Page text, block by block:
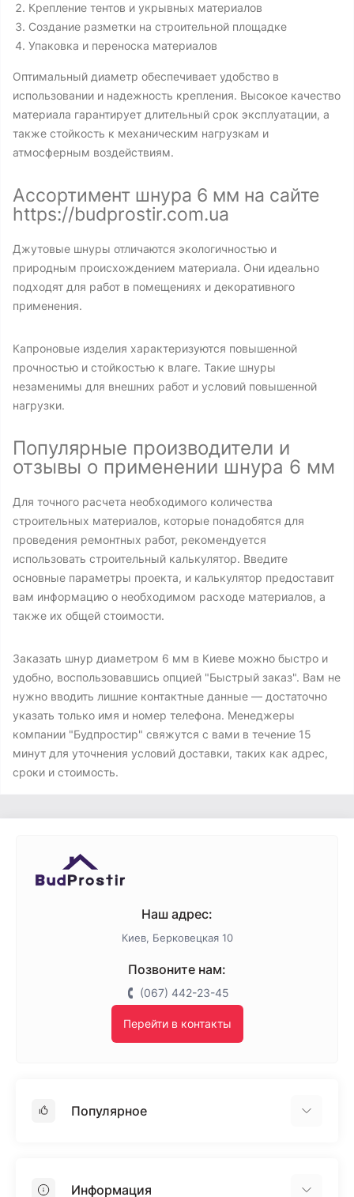
Крепление тентов и укрывных материалов
Создание разметки на строительной площадке
Упаковка и переноска материалов
Оптимальный диаметр обеспечивает удобство в
использовании и надежность крепления. Высокое качество
материала гарантирует длительный срок эксплуатации, а
также стойкость к механическим нагрузкам и
атмосферным воздействиям.
Ассортимент шнура 6 мм на сайте
https://budprostir.com.ua
Джутовые шнуры отличаются экологичностью и
природным происхождением материала. Они идеально
подходят для работ в помещениях и декоративного
применения.
Капроновые изделия характеризуются повышенной
прочностью и стойкостью к влаге. Такие шнуры
незаменимы для внешних работ и условий повышенной
нагрузки.
Популярные производители и
отзывы о применении шнура 6 мм
Для точного расчета необходимого количества
строительных материалов, которые понадобятся для
проведения ремонтных работ, рекомендуется
использовать строительный калькулятор. Введите
основные параметры проекта, и калькулятор предоставит
вам информацию о необходимом расходе материалов, а
также их общей стоимости.
Заказать шнур диаметром 6 мм в Киеве можно быстро и
удобно, воспользовавшись опцией "Быстрый заказ". Вам не
нужно вводить лишние контактные данные — достаточно
указать только имя и номер телефона. Менеджеры
компании "Будпростир" свяжутся с вами в течение 15
минут для уточнения условий доставки, таких как адрес,
сроки и стоимость.
Наш адрес:
Киев, Берковецкая 10
Позвоните нам:
(067) 442-23-45
Перейти в контакты
Популярное
Информация